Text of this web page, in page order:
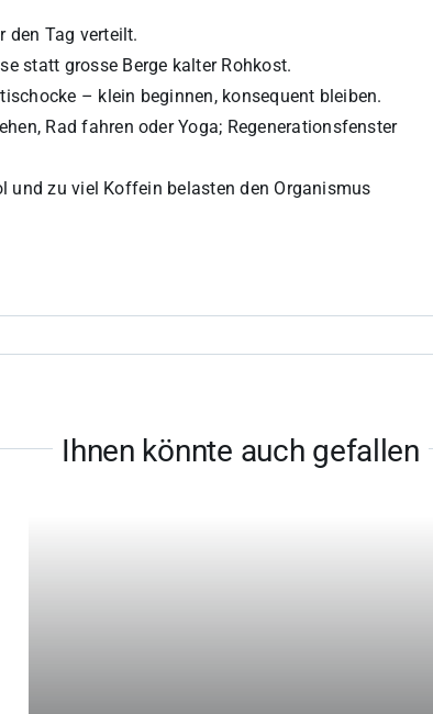
den Tag verteilt.
statt grosse Berge kalter Rohkost.
– klein beginnen, konsequent bleiben.
Rad fahren oder Yoga; Regenerationsfenster
und zu viel Koffein belasten den Organismus
Ihnen könnte auch gefallen